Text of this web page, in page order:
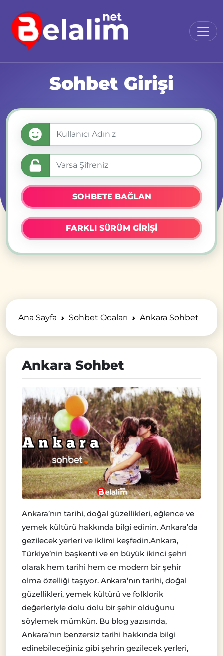
Sohbet Girişi
SOHBETE BAĞLAN
FARKLI SÜRÜM GİRİŞİ
Ana Sayfa Sohbet Odaları Ankara Sohbet
Ankara Sohbet
Ankara’nın tarihi, doğal güzellikleri, eğlence ve
yemek kültürü hakkında bilgi edinin. Ankara’da
gezilecek yerleri ve iklimi keşfedin.Ankara,
Türkiye’nin başkenti ve en büyük ikinci şehri
olarak hem tarihi hem de modern bir şehir
olma özelliği taşıyor. Ankara’nın tarihi, doğal
güzellikleri, yemek kültürü ve folklorik
değerleriyle dolu dolu bir şehir olduğunu
söylemek mümkün. Bu blog yazısında,
Ankara’nın benzersiz tarihi hakkında bilgi
edinebileceğiniz gibi şehrin gezilecek yerleri,